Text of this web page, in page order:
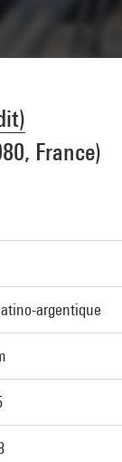
France)
argentique